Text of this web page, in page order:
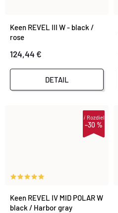
Keen REVEL III W - black /
rose
124,44 €
DETAIL
–30 %
iRozdiel
Keen REVEL IV MID POLAR W
black / Harbor gray